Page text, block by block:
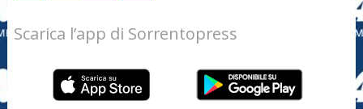
Scarica l’app di Sorrentopress